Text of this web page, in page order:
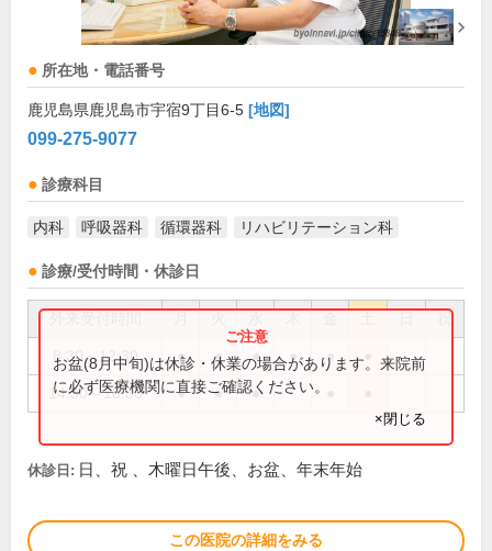
所在地・電話番号
鹿児島県鹿児島市宇宿9丁目6-5 [地図]
099-275-9077
診療科目
内科 呼吸器科 循環器科 リハビリテーション科
診療/受付時間・休診日
祝
8:30～12:30 ● ● ● ● ●
14:30～18:30 ● ● ●
お盆(8月中旬)は休診・休業の場合があります。来院前
に必ず医療機関に直接ご確認ください。
×閉じる
休診日: 日、祝 、木曜日午後、お盆、年末年始
この医院の詳細をみる